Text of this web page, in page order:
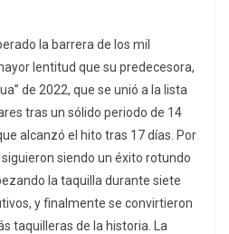
la barrera de los mil
lentitud que su predecesora,
de 2022, que se unió a la lista
tras un sólido periodo de 14
alcanzó el hito tras 17 días. Por
siendo un éxito rotundo
la taquilla durante siete
y finalmente se convirtieron
taquilleras de la historia. La